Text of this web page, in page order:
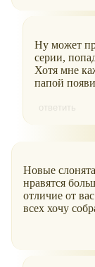
Ну может
серии,
Хотя мне
папой
ответить
Новые
нравятся
отличие от
всех хочу